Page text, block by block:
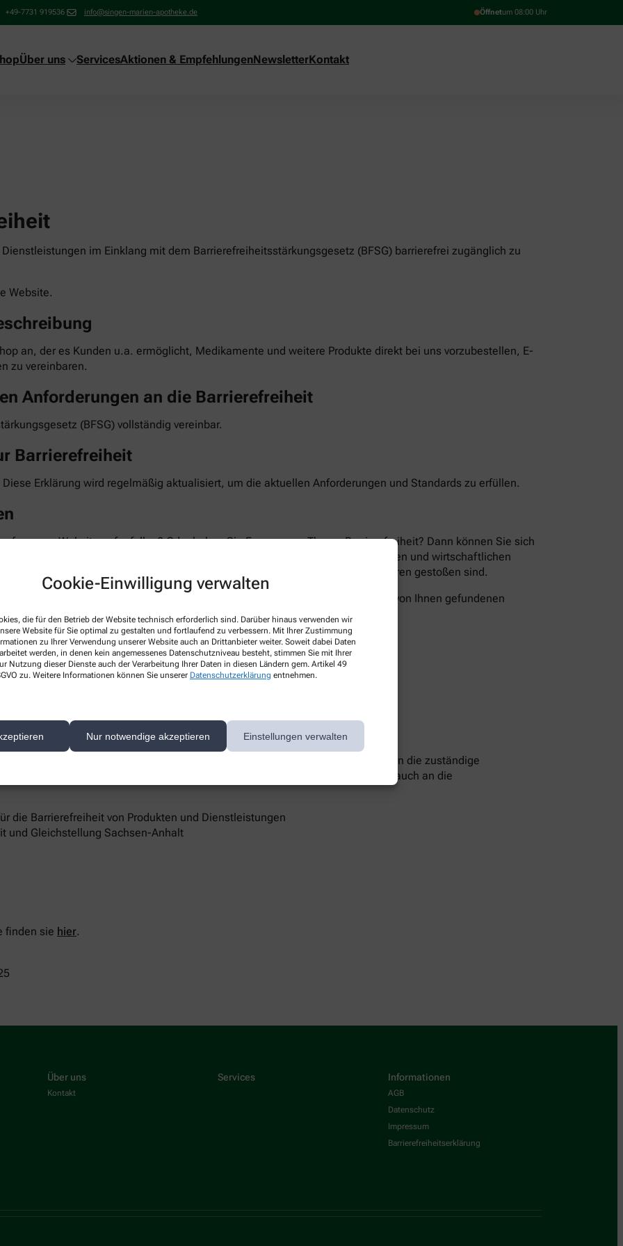
Cookie-Einwilligung verwalten
die für den Betrieb der Website technisch erforderlich sind. Darüber hinaus verwenden wir
Website für Sie optimal zu gestalten und fortlaufend zu verbessern. Mit Ihrer Zustimmung
zu Ihrer Verwendung unserer Website auch an Drittanbieter weiter. Soweit dabei Daten
werden, in denen kein angemessenes Datenschutzniveau besteht, stimmen Sie mit Ihrer
Nutzung dieser Dienste auch der Verarbeitung Ihrer Daten in diesen Ländern gem. Artikel 49
zu. Weitere Informationen können Sie unserer Datenschutzerklärung entnehmen.
Nur notwendige akzeptieren Einstellungen verwalten
+49-7731 919536 info@singen-marien-apotheke.de Öffnetum 08:00 Uhr
Über uns ServicesAktionen & EmpfehlungenNewsletterKontakt
im Einklang mit dem Barrierefreiheitsstärkungsgesetz (BFSG) barrierefrei zugänglich zu
Website.
an, der es Kunden u.a. ermöglicht, Medikamente und weitere Produkte direkt bei uns vorzubestellen, E-
zu vereinbaren.
Anforderungen an die Barrierefreiheit
(BFSG) vollständig vereinbar.
Barrierefreiheit
Erklärung wird regelmäßig aktualisiert, um die aktuellen Anforderungen und Standards zu erfüllen.
unserer Website aufgefallen? Oder haben Sie Fragen zum Thema Barrierefreiheit? Dann können Sie sich
und bemühen uns, die gemeldeten Barrieren im Rahmen der technischen und wirtschaftlichen
teilen Sie uns mit, auf welcher Seite und bei welcher Funktion Sie auf Barrieren gestoßen sind.
auf unserer Website. Sie können uns auch über folgende Wege die von Ihnen gefundenen
keine zufriedenstellenden Antworten erhalten, können Sie sich an die zuständige
unterstützt Sie dabei, ihre Rechte geltend zu machen. Sie können sich auch an die
die Barrierefreiheit von Produkten und Dienstleistungen
und Gleichstellung Sachsen-Anhalt
finden sie hier.
Über uns
Kontakt
Services Informationen
AGB
Datenschutz
Impressum
Barrierefreiheitserklärung